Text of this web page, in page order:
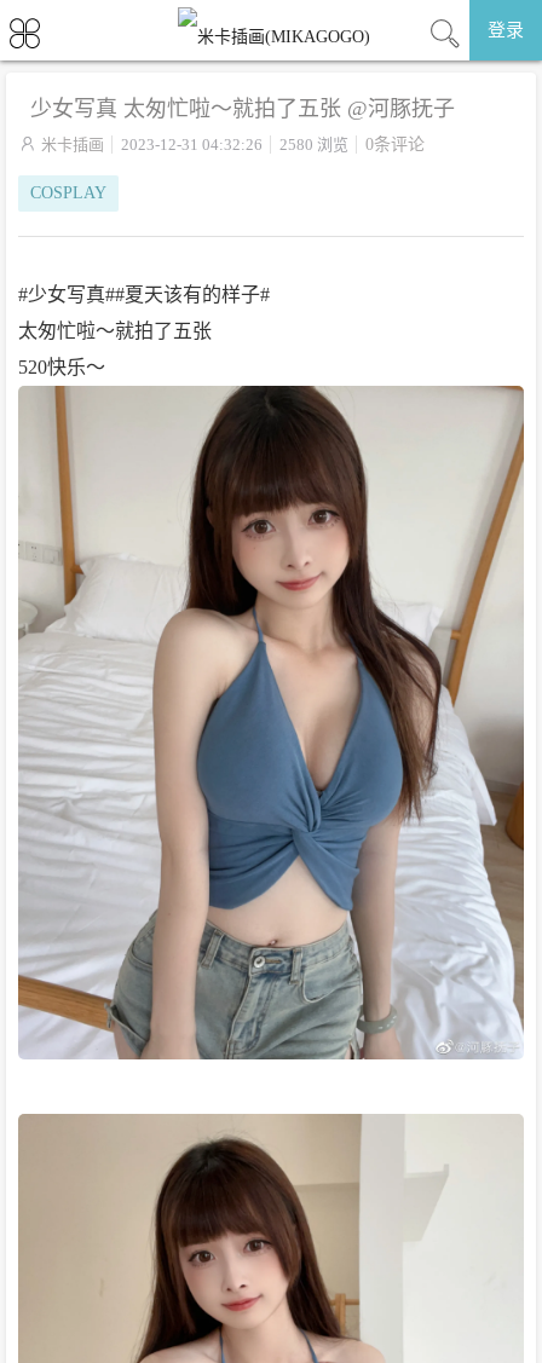
登录
少女写真 太匆忙啦～就拍了五张 @河豚抚子
 米卡插画 2023-12-31 04:32:26 2580 浏览 0条评论
COSPLAY
#少女写真##夏天该有的样子#
太匆忙啦～就拍了五张
520快乐～